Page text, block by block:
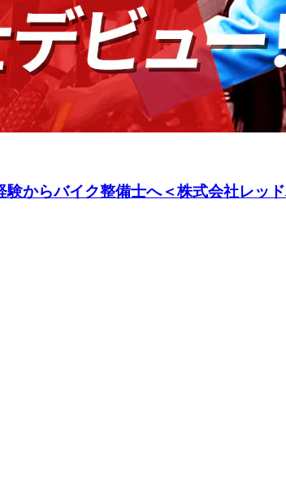
験からバイク整備士へ＜株式会社レ